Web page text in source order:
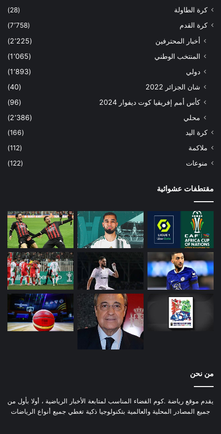
كرة الطاولة
(28)
كرة القدم
(7٬758)
أخبار المحترفين
(2٬225)
المنتخب الوطني
(1٬065)
دولي
(1٬893)
شان الجزائر 2022
(40)
كأس أمم إفريقيا كوت ديفوار 2024
(96)
محلي
(2٬386)
كرة اليد
(166)
ملاكمة
(112)
منوعات
(122)
مقتطفات عشوائية
من نحن
يقدم موقع رياضة .كوم الفضاء المناسب لمتابعة الأخبار الرياضية ، أولا بأول من
جميع المصادر المحلية والعالمية بتكنولوجيا ذكية تغطي جميع أنواع الرياضات